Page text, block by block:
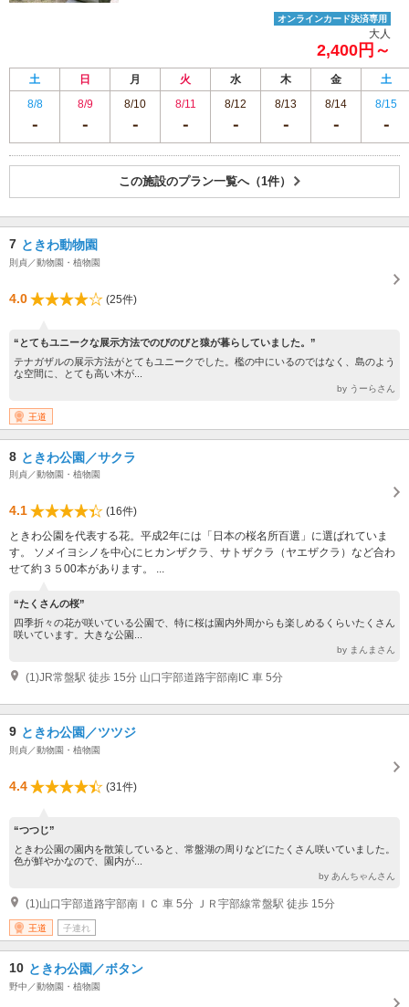
オンラインカード決済専用
大人
2,400円～
土 日 月 火 水 木 金
土
8/8
8/9 8/10 8/11 8/12 8/13 8/14 8/15
この施設のプラン一覧へ（1件）
7 ときわ動物園
則貞／動物園・植物園
4.0 (25件)
“とてもユニークな展示方法でのびのびと猿が暮らしていました。”
テナガザルの展示方法がとてもユニークでした。檻の中にいるのではなく、島のよう
な空間に、とても高い木が...
by うーらさん
王道
8 ときわ公園／サクラ
則貞／動物園・植物園
4.1
(16件)
ときわ公園を代表する花。平成2年には「日本の桜名所百選」に選ばれていま
す。 ソメイヨシノを中心にヒカンザクラ、サトザクラ（ヤエザクラ）など合わ
せて約３５00本があります。 ...
“たくさんの桜”
四季折々の花が咲いている公園で、特に桜は園内外周からも楽しめるくらいたくさん
咲いています。大きな公園...
by まんまさん
(1)JR常盤駅 徒歩 15分 山口宇部道路宇部南IC 車 5分
9 ときわ公園／ツツジ
則貞／動物園・植物園
4.4 (31件)
“つつじ”
ときわ公園の園内を散策していると、常盤湖の周りなどにたくさん咲いていました。
色が鮮やかなので、園内が...
by あんちゃんさん
(1)山口宇部道路宇部南ＩＣ 車 5分 ＪＲ宇部線常盤駅 徒歩 15分
王道 子連れ
10 ときわ公園／ボタン
野中／動物園・植物園